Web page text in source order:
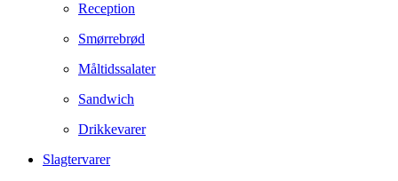
Reception
Smørrebrød
Måltidssalater
Sandwich
Drikkevarer
Slagtervarer